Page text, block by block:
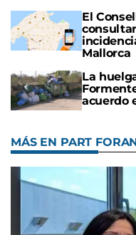
El
Mallorca
La
acuerdo
MÁS EN PART